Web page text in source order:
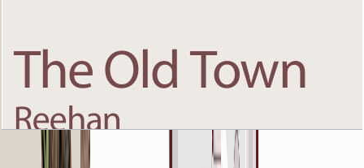
The Old Town Reehan 8, Fourth Floor, 3 BR,